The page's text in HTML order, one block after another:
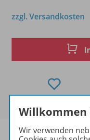
zzgl. Versandkosten
Willkommen
Wir verwenden